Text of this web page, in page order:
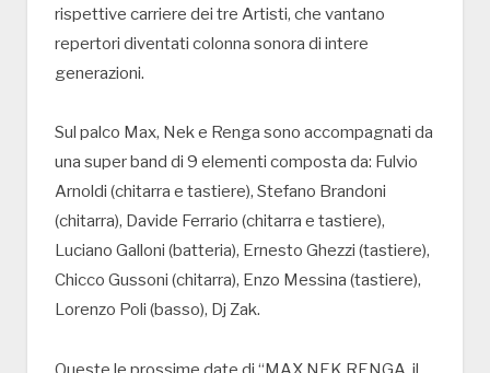
rispettive carriere dei tre Artisti, che vantano
repertori diventati colonna sonora di intere
generazioni.
Sul palco Max, Nek e Renga sono accompagnati da
una super band di 9 elementi composta da: Fulvio
Arnoldi (chitarra e tastiere), Stefano Brandoni
(chitarra), Davide Ferrario (chitarra e tastiere),
Luciano Galloni (batteria), Ernesto Ghezzi (tastiere),
Chicco Gussoni (chitarra), Enzo Messina (tastiere),
Lorenzo Poli (basso), Dj Zak.